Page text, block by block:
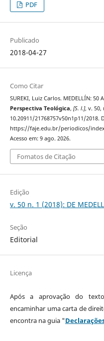
PDF
Publicado
2018-04-27
Como Citar
SUREKI, Luiz Carlos. MEDELLÍN: 50
Perspectiva Teológica, [S. l.], v. 50,
10.20911/21768757v50n1p11/2018.
https://faje.edu.br/periodicos/
Acesso em: 9 ago. 2026.
Fomatos de Citação
Edição
v. 50 n. 1 (2018): DE
Seção
Editorial
Licença
Após a aprovação do
encaminhar uma carta de
encontra na guia "